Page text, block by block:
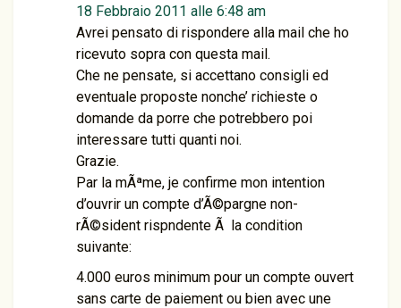
18 Febbraio 2011 alle 6:48 am
Avrei pensato di rispondere alla mail che ho
ricevuto sopra con questa mail.
Che ne pensate, si accettano consigli ed
eventuale proposte nonche’ richieste o
domande da porre che potrebbero poi
interessare tutti quanti noi.
Grazie.
Par la mÃªme, je confirme mon intention
d’ouvrir un compte d’Ã©pargne non-
rÃ©sident rispndente Ã la condition
suivante:
4.000 euros minimum pour un compte ouvert
sans carte de paiement ou bien avec une